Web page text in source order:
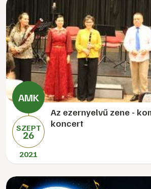
SZEPT
26
2021
Az ezernyelvű zene -
koncert